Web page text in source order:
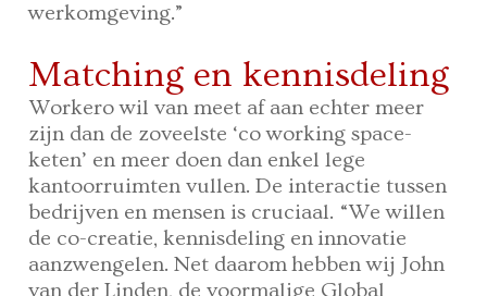
werkomgeving.”
Matching en kennisdeling
Workero wil van meet af aan echter meer
zijn dan de zoveelste ‘co working space-
keten’ en meer doen dan enkel lege
kantoorruimten vullen. De interactie tussen
bedrijven en mensen is cruciaal. “We willen
de co-creatie, kennisdeling en innovatie
aanzwengelen. Net daarom hebben wij John
van der Linden, de voormalige Global